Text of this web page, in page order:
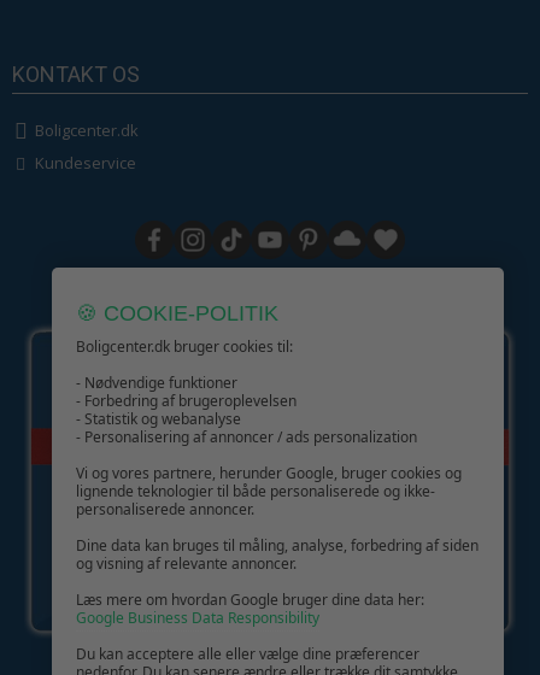
KONTAKT OS
Boligcenter.dk
Kundeservice
GIV GLÆDE MED ET GAVEKORT!
🍪 COOKIE-POLITIK
Boligcenter.dk bruger cookies til:
- Nødvendige funktioner
- Forbedring af brugeroplevelsen
- Statistik og webanalyse
- Personalisering af annoncer / ads personalization
Vi og vores partnere, herunder Google, bruger cookies og
lignende teknologier til både personaliserede og ikke-
personaliserede annoncer.
Dine data kan bruges til måling, analyse, forbedring af siden
og visning af relevante annoncer.
Læs mere om hvordan Google bruger dine data her:
Google Business Data Responsibility
Du kan acceptere alle eller vælge dine præferencer